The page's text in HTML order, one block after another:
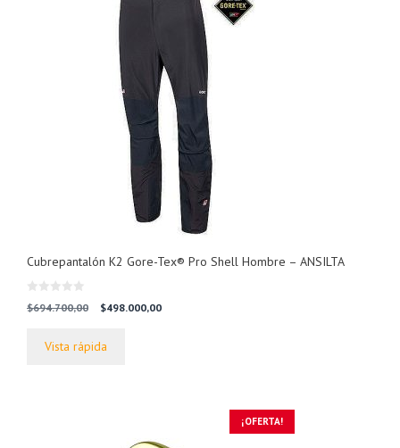
Cubrepantalón K2 Gore-Tex® Pro Shell Hombre – ANSILTA
0
d
$694.700,00
El
original
era:
$498.000,00El
Vista rápida
¡OFERTA!